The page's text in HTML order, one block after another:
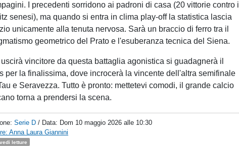
I precedenti sorridono ai padroni di casa (20 vittorie contro i
senesi), ma quando si entra in clima play-off la statistica lascia
unicamente alla tenuta nervosa. Sarà un braccio di ferro tra il
geometrico del Prato e l'esuberanza tecnica del Siena.
vincitore da questa battaglia agonistica si guadagnerà il
per la finalissima, dove incrocerà la vincente dell'altra semifinale
e Seravezza. Tutto è pronto: mettetevi comodi, il grande calcio
torna a prendersi la scena.
Serie D / Data: Dom 10 maggio 2026 alle 10:30
Anna Laura Giannini
vedi letture